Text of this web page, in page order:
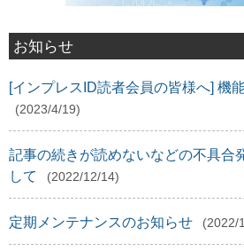
お知らせ
[インプレスID読者会員の皆様へ] 機
(2023/4/19)
記事の続きが読めないなどの不具合
して
(2022/12/14)
定期メンテナンスのお知らせ (2022/